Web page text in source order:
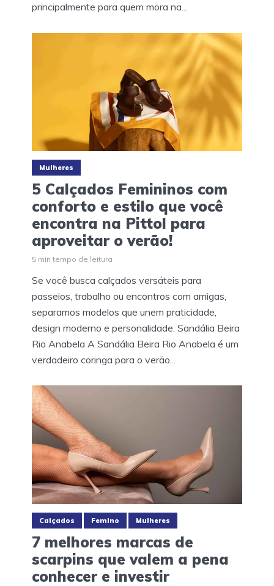
principalmente para quem mora na...
Mulheres
5 Calçados Femininos com
conforto e estilo que você
encontra na Pittol para
aproveitar o verão!
5 min tempo de leitura
Se você busca calçados versáteis para
passeios, trabalho ou encontros com amigas,
separamos modelos que unem praticidade,
design moderno e personalidade. Sandália Beira
Rio Anabela A Sandália Beira Rio Anabela é um
verdadeiro coringa para o verão...
Calçados Femino Mulheres
7 melhores marcas de
scarpins que valem a pena
conhecer e investir